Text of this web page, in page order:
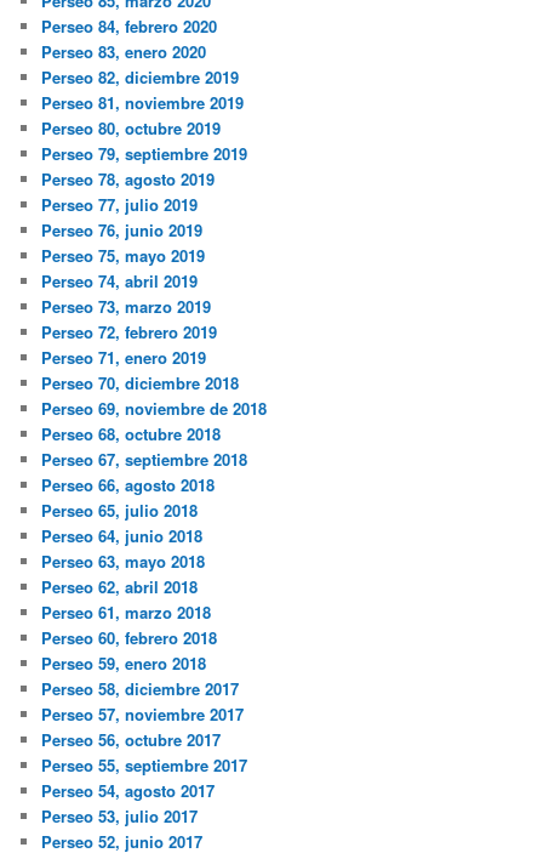
Perseo 84, febrero 2020
Perseo 83, enero 2020
Perseo 82, diciembre 2019
Perseo 81, noviembre 2019
Perseo 80, octubre 2019
Perseo 79, septiembre 2019
Perseo 78, agosto 2019
Perseo 77, julio 2019
Perseo 76, junio 2019
Perseo 75, mayo 2019
Perseo 74, abril 2019
Perseo 73, marzo 2019
Perseo 72, febrero 2019
Perseo 71, enero 2019
Perseo 70, diciembre 2018
Perseo 69, noviembre de 2018
Perseo 68, octubre 2018
Perseo 67, septiembre 2018
Perseo 66, agosto 2018
Perseo 65, julio 2018
Perseo 64, junio 2018
Perseo 63, mayo 2018
Perseo 62, abril 2018
Perseo 61, marzo 2018
Perseo 60, febrero 2018
Perseo 59, enero 2018
Perseo 58, diciembre 2017
Perseo 57, noviembre 2017
Perseo 56, octubre 2017
Perseo 55, septiembre 2017
Perseo 54, agosto 2017
Perseo 53, julio 2017
Perseo 52, junio 2017